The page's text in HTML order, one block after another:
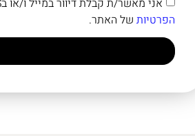
הפרטיותשל האתר.